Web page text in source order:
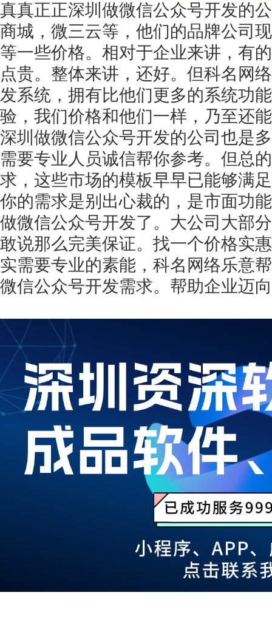
真真正正深圳做微信公众号开发的
商城，微三云等，他们的品牌公司
等一些价格。相对于企业来讲，有
点贵。整体来讲，还好。但科名网
发系统，拥有比他们更多的系统功
验，我们价格和他们一样，乃至还
深圳做微信公众号开发的公司也是
需要专业人员诚信帮你参考。但总
求，这些市场的模板早早已能够满
你的需求是别出心裁的，是市面功
做微信公众号开发了。大公司大部
敢说那么完美保证。找一个价格实
实需要专业的素能，科名网络乐意
微信公众号开发需求。帮助企业迈